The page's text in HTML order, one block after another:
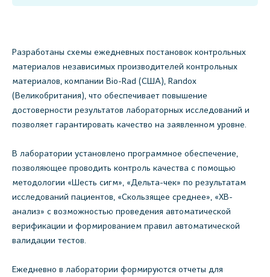
Разработаны схемы ежедневных постановок контрольных
материалов независимых производителей контрольных
материалов, компании Bio-Rad (США), Randox
(Великобритания), что обеспечивает повышение
достоверности результатов лабораторных исследований и
позволяет гарантировать качество на заявленном уровне.
В лаборатории установлено программное обеспечение,
позволяющее проводить контроль качества с помощью
методологии «Шесть сигм», «Дельта-чек» по результатам
исследований пациентов, «Скользящее среднее», «XB-
анализ» с возможностью проведения автоматической
верификации и формированием правил автоматической
валидации тестов.
Ежедневно в лаборатории формируются отчеты для